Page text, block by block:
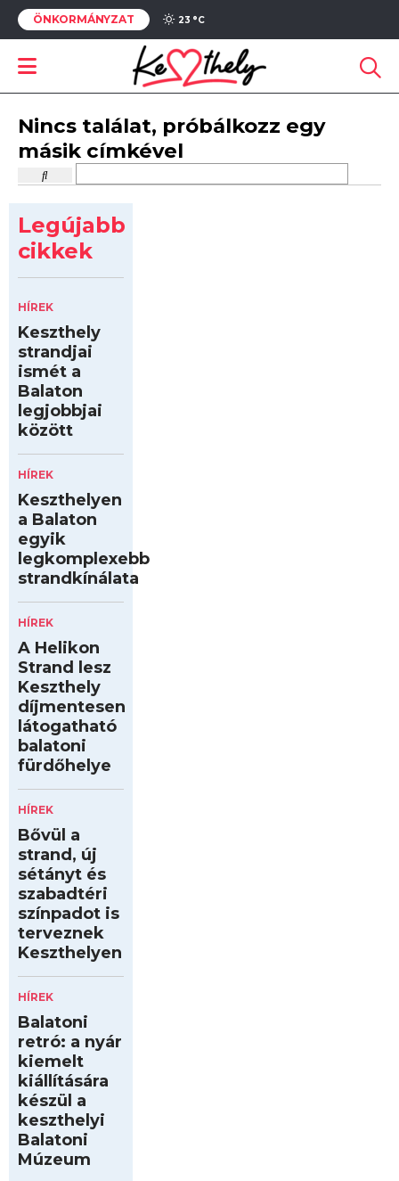
ÖNKORMÁNYZAT 23 °C
Nincs találat, próbálkozz egy
másik címkével
Legújabb
cikkek
HÍREK
Keszthely
strandjai
ismét a
Balaton
legjobbjai
között
HÍREK
Keszthelyen
a Balaton
egyik
legkomplexebb
strandkínálata
HÍREK
A Helikon
Strand lesz
Keszthely
díjmentesen
látogatható
balatoni
fürdőhelye
HÍREK
Bővül a
strand, új
sétányt és
szabadtéri
színpadot is
terveznek
Keszthelyen
HÍREK
Balatoni
retró: a nyár
kiemelt
kiállítására
készül a
keszthelyi
Balatoni
Múzeum